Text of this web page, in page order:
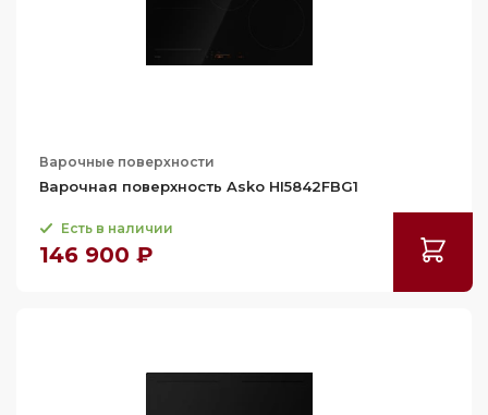
Варочные поверхности
Варочная поверхность Asko HI5842FBG1
Есть в наличии
146 900 ₽